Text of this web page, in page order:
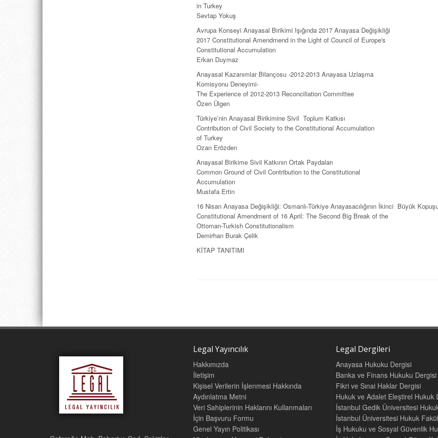
in Turkey
Sevtap Yokuş
Avrupa Konseyi Anayasal Birikimi Işığında 2017 Anayasa Değişikliği
2017 Constitutional Amendmend in the Light of Council of Europe's
Constitutional Accumulation
Erkan Duymaz
Anayasal Kazanımlar Bilançosu -2012-2013 Anayasa Uzlaşma
Komisyonu Deneyimi-
The Experience of 2012-2013 Reconciliation Committee
Özen Ülgen
Türkiye’nin Anayasal Birikimine Sivil Toplum Katkısı
Contribution of Civil Society to the Constitutional Accumulation
of Turkey
Ozan Erözden
Anayasal Birikime Sivil Katkının Ortak Paydaları
Common Ground of Civil Contribution to the Constitutional
Accumulation
Mustafa Ertin
16 Nisan Anayasa Değişikliği: Osmanlı-Türkiye Anayasacılığının İkinci Büyük
Constitutional Amendment of 16 April: The Second Big Break of the
Ottoman-Turkish Constitutionalism
Demirhan Burak Çelik
KİTAP TANITIMI
Legal Yayıncılık
Hakkımızda
İletişim
Kişisel Verilerin İşlenmesi Hakkında
Aydınlatma Metni
Veri Sahiplerinin Haklarını Kullanmaları
İçin Başvuru Formu
Genel Yayın Politikası
Legal Dergileri
Anayasa Hukuku Dergisi
Banka ve Finans Hukuku Dergisi
Fikri ve Sınai Haklar Dergisi
Hukuk ve Adalet Eleştirel Hukuk
İstanbul Gedik Üniversitesi
İstanbul Üniversitesi Hukuk
İş Hukuku ve Sosyal Güvenlik